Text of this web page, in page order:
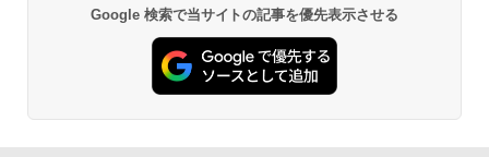
Google 検索で当サイトの記事を優先表示させる